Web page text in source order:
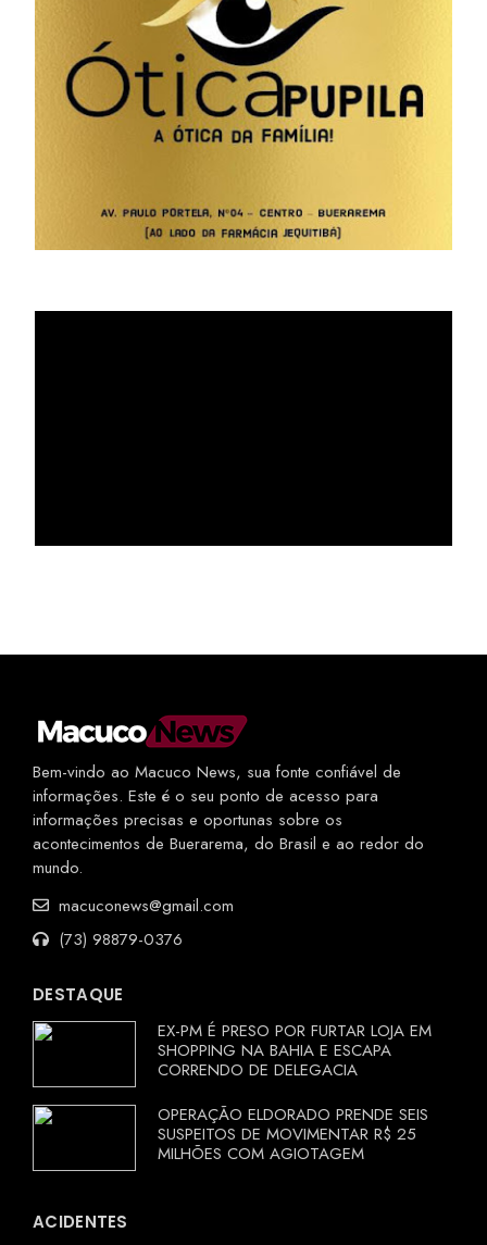
Bem-vindo ao Macuco News, sua fonte confiável de
informações. Este é o seu ponto de acesso para
informações precisas e oportunas sobre os
acontecimentos de Buerarema, do Brasil e ao redor do
mundo.
macuconews@gmail.com
(73) 98879-0376
DESTAQUE
EX-PM É PRESO POR FURTAR LOJA EM
SHOPPING NA BAHIA E ESCAPA
CORRENDO DE DELEGACIA
OPERAÇÃO ELDORADO PRENDE SEIS
SUSPEITOS DE MOVIMENTAR R$ 25
MILHÕES COM AGIOTAGEM
ACIDENTES